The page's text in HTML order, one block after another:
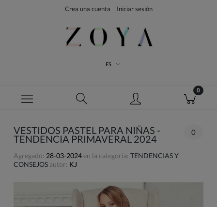
Crea una cuenta Iniciar sesión
ES
VESTIDOS PASTEL PARA NIÑAS -
TENDENCIA PRIMAVERAL 2024
0
Agregado: 28-03-2024 en la categoría: TENDENCIAS Y
CONSEJOS autor: KJ